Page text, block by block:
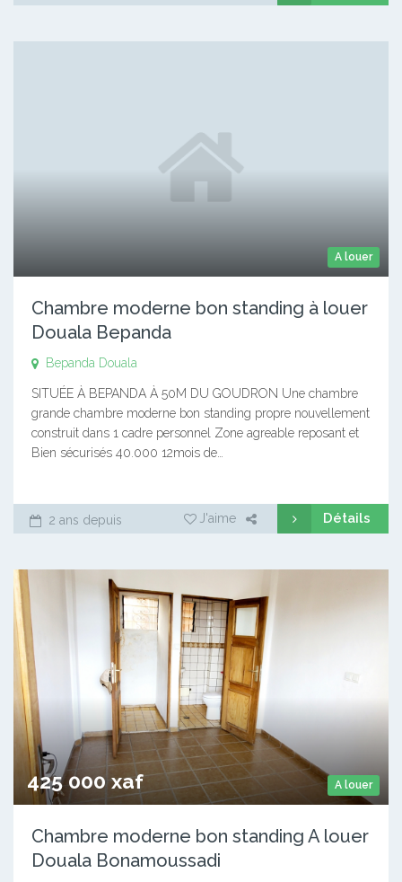
A louer
Chambre moderne bon standing à louer
Douala Bepanda
Bepanda Douala
SITUÉE À BEPANDA À 50M DU GOUDRON Une chambre
grande chambre moderne bon standing propre nouvellement
construit dans 1 cadre personnel Zone agreable reposant et
Bien sécurisés 40.000 12mois de…
2 ans depuis J'aime Détails
A louer
425 000 xaf
Chambre moderne bon standing A louer
Douala Bonamoussadi